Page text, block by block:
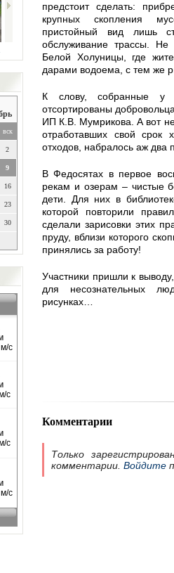
вск
2
9
16
23
30
предстоит сделать:
крупных скопления
пристойный вид лишь
обслуживание трассы.
Белой Холуницы, где
дарами водоема, с тем же
К слову, собранные у
отсортированы
ИП К.В. Мумрикова. А вот
отработавших свой срок
отходов, набралось аж два
В Федосятах в первое
рекам и озерам – чистые
дети. Для них в
которой повторили
сделали зарисовки этих
пруду, вблизи которого
принялись за работу!
Участники пришли к
для несознательных
рисунках…
Комментарии
Только
комментарии. Войдите